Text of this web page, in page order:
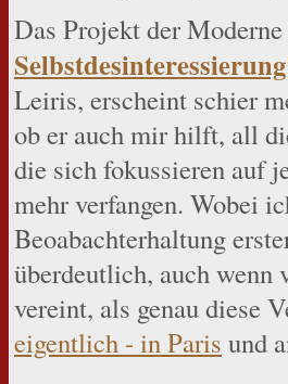
Das Projekt der
Leiris, erscheint schier
ob er auch mir hilft, all
die sich fokussieren auf
mehr verfangen. Wobei
Beoabachterhaltung
überdeutlich, auch wenn
vereint, als genau diese
eigentlich - in Paris und